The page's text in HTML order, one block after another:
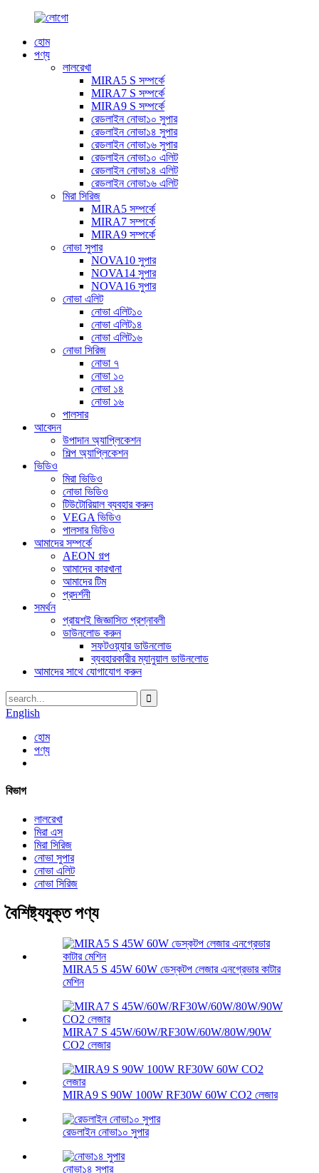
হোম
পণ্য
লালরেখা
MIRA5 S সম্পর্কে
MIRA7 S সম্পর্কে
MIRA9 S সম্পর্কে
রেডলাইন নোভা১০ সুপার
রেডলাইন নোভা১৪ সুপার
রেডলাইন নোভা১৬ সুপার
রেডলাইন নোভা১০ এলিট
রেডলাইন নোভা১৪ এলিট
রেডলাইন নোভা১৬ এলিট
মিরা সিরিজ
MIRA5 সম্পর্কে
MIRA7 সম্পর্কে
MIRA9 সম্পর্কে
নোভা সুপার
NOVA10 সুপার
NOVA14 সুপার
NOVA16 সুপার
নোভা এলিট
নোভা এলিট১০
নোভা এলিট১৪
নোভা এলিট১৬
নোভা সিরিজ
নোভা ৭
নোভা ১০
নোভা ১৪
নোভা ১৬
পালসার
আবেদন
উপাদান অ্যাপ্লিকেশন
শিল্প অ্যাপ্লিকেশন
ভিডিও
মিরা ভিডিও
নোভা ভিডিও
টিউটোরিয়াল ব্যবহার করুন
VEGA ভিডিও
পালসার ভিডিও
আমাদের সম্পর্কে
AEON গল্প
আমাদের কারখানা
আমাদের টিম
প্রদর্শনী
সমর্থন
প্রায়শই জিজ্ঞাসিত প্রশ্নাবলী
ডাউনলোড করুন
সফটওয়্যার ডাউনলোড
ব্যবহারকারীর ম্যানুয়াল ডাউনলোড
আমাদের সাথে যোগাযোগ করুন
English
হোম
পণ্য
বিভাগ
লালরেখা
মিরা এস
মিরা সিরিজ
নোভা সুপার
নোভা এলিট
নোভা সিরিজ
বৈশিষ্ট্যযুক্ত পণ্য
MIRA5 S 45W 60W ডেস্কটপ লেজার এনগ্রেভার কাটার
মেশিন
MIRA7 S 45W/60W/RF30W/60W/80W/90W
CO2 লেজার
MIRA9 S 90W 100W RF30W 60W CO2 লেজার
রেডলাইন নোভা১০ সুপার
নোভা১৪ সুপার